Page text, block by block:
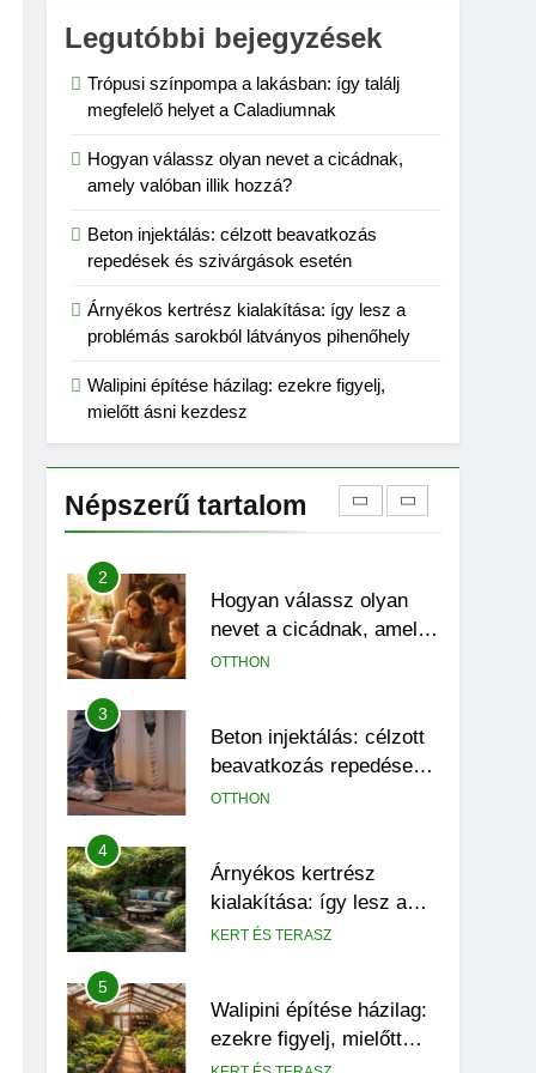
Legutóbbi bejegyzések
Trópusi színpompa a lakásban: így találj
megfelelő helyet a Caladiumnak
Hogyan válassz olyan nevet a cicádnak,
amely valóban illik hozzá?
Beton injektálás: célzott beavatkozás
repedések és szivárgások esetén
Árnyékos kertrész kialakítása: így lesz a
problémás sarokból látványos pihenőhely
Walipini építése házilag: ezekre figyelj,
mielőtt ásni kezdesz
Népszerű tartalom
6
Karbamid a
kozmetikumokban:
Hatásmechanizmus,
felhasználási tippek
OTTHON
7
Kevés gondozást igénylő
látványos, mégis
könnyen fenntartható
udvart
KERT ÉS TERASZ
8
Szorbitol: Hatások,
Mellékhatások
OTTHON
1
Trópusi színpompa a
lakásban: így találj
megfelelő helyet a
2
Hogyan válassz olyan
nevet a cicádnak, amely
valóban illik hozzá?
OTTHON
3
Beton injektálás: célzott
beavatkozás repedések
és szivárgások esetén
OTTHON
4
Árnyékos kertrész
kialakítása: így lesz a
problémás sarokból
KERT ÉS TERASZ
5
Walipini építése házilag:
ezekre figyelj, mielőtt
ásni kezdesz